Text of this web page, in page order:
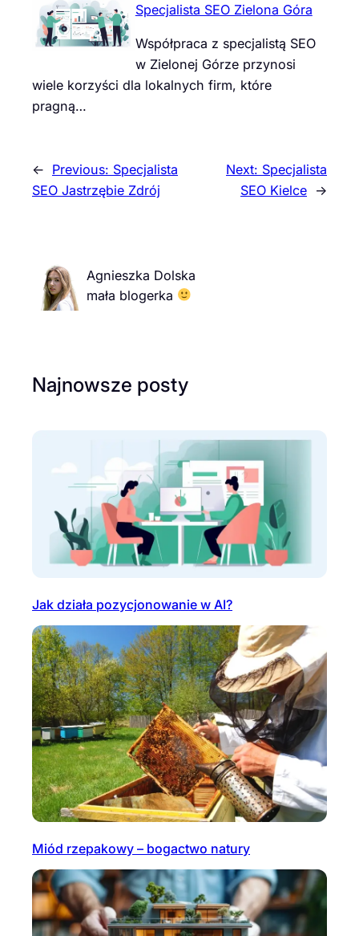
Specjalista SEO Zielona Góra
Współpraca z specjalistą SEO
w Zielonej Górze przynosi
wiele korzyści dla lokalnych firm, które
pragną…
← Previous: Specjalista
SEO Jastrzębie Zdrój
Next: Specjalista
SEO Kielce →
Agnieszka Dolska
mała blogerka
Najnowsze posty
Jak działa pozycjonowanie w AI?
Miód rzepakowy – bogactwo natury